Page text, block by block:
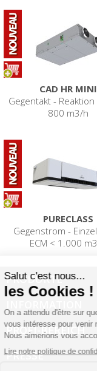
CAD HR MINI
Gegentakt - Reaktion
800 m3/h
PURECLASS
Gegenstrom -
ECM < 1.000
PRODUKTE
PROFI-BEREICH
PRESSE